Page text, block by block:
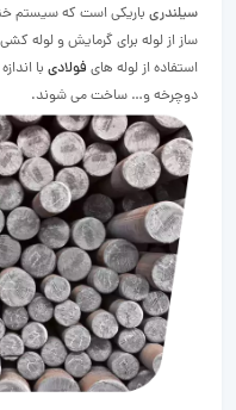
سیلندری باریکی است که سیستم
ساز از لوله برای گرمایش و لوله
استفاده از لوله های فولادی با
دوچرخه و… ساخت می شوند.